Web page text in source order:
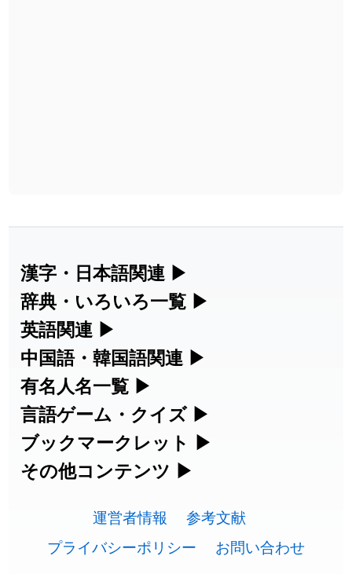
漢字・日本語関連 ▶
漢字の読み方検索、手書き入力、書き順
練習など、日本語学習に役立つツールを
集めています。
人名漢字辞典 - 読み方検索
手書き漢字入力
漢字の書き方・書き順 書き取り練習
ひらがなの書き方・書き順
辞典・いろいろ一覧 ▶
部首・画数別の漢字一覧、熟語辞典、地
名・駅名検索など、各種リファレンスツ
ールです。
部首画数別漢字一覧
常用漢字一覧
画数別なまえ漢字一覧
英語関連 ▶
カタカナ語・略語の意味検索、発音記
号、リスニング練習など英語学習ツール
です。
カタカナ語の意味・発音・類語辞典
英語の発音記号一覧
英単語リスニングテスト
中国語・韓国語関連 ▶
中国語のピンイン変換、韓国語の手書き
入力など、アジア言語学習ツールです。
手書き中国語入力 変換ツール
韓国語手書き入力
有名人名一覧 ▶
海外セレブやスポーツ選手の名前の読み
方・発音を確認できます。
海外有名人の苗字・名前一覧と発音
プレミアリーグ選手名一覧
言語ゲーム・クイズ ▶
四字熟語パズルや漢字クイズなど、楽し
みながら学べるゲームです。
有名人名前読みクイズ（毎日更新）
ブックマークレット ▶
ブラウザに登録して、どのサイトからで
す。
漢字読み方検索ブックマークレット
その他コンテンツ ▶
その他の便利ツールです。
絵文字の意味と使い方
運営者情報
参考文献
プライバシーポリシー
お問い合わせ